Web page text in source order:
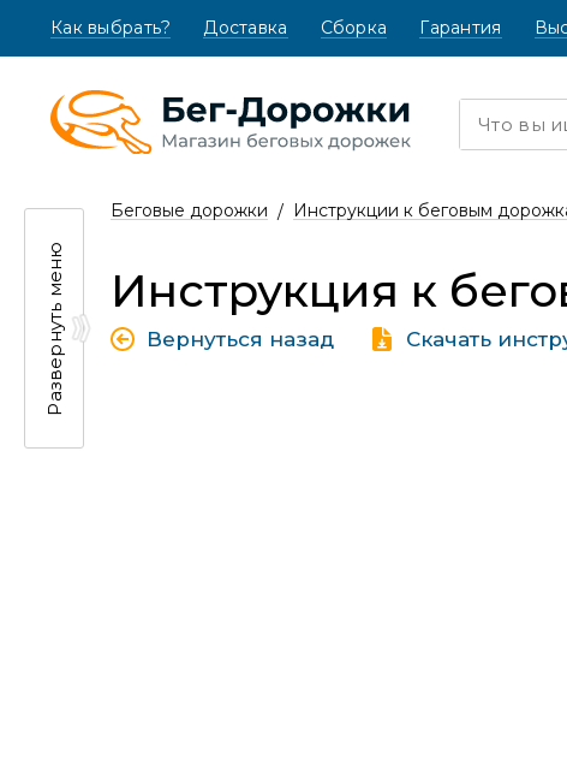
Как выбрать? (текущая)
Доставка Сборка Гарантия
Развернуть меню
Беговые дорожки Инструкции к беговым
Инструкция к
Вернуться назад Скачать